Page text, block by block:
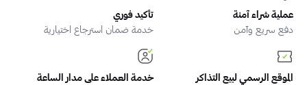
عملية شراء آمنة
دفع سريع وآمن
تأكيد فوري
خدمة ضمان استرجاع اختيارية
الموقع الرسمي لبيع التذاكر
خدمة العملاء على مدار الساعة